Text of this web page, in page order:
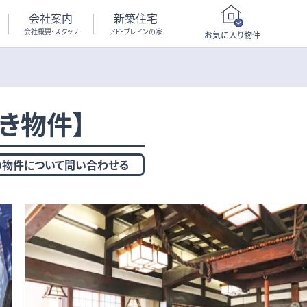
会社案内
会社概要・スタッフ
新築住宅
アド・ブレインの家 お気に入り物件
物件】
件について問い合わせる